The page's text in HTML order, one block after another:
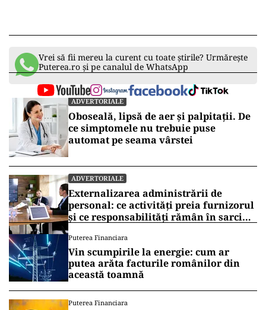
Vrei să fii mereu la curent cu toate știrile? Urmărește
Puterea.ro și pe canalul de WhatsApp
ADVERTORIALE
Oboseală, lipsă de aer și palpitații. De
ce simptomele nu trebuie puse
automat pe seama vârstei
ADVERTORIALE
Externalizarea administrării de
personal: ce activități preia furnizorul
și ce responsabilități rămân în sarcina
Puterea Financiara
Vin scumpirile la energie: cum ar
putea arăta facturile românilor din
această toamnă
Puterea Financiara